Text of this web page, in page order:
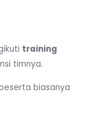
training
timnya.
biasanya